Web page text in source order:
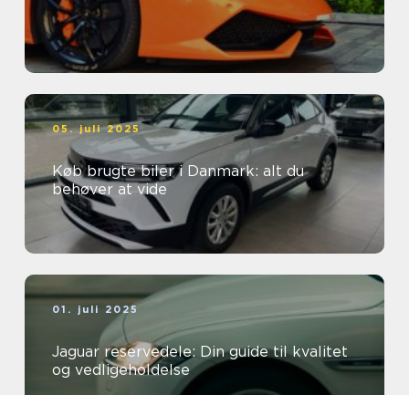
05. juli 2025
Køb brugte biler i Danmark: alt du
behøver at vide
01. juli 2025
Jaguar reservedele: Din guide til kvalitet
og vedligeholdelse